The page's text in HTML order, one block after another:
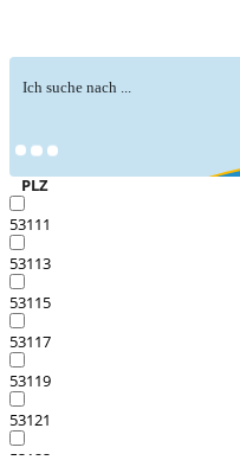
PLZ
53111
53113
53115
53117
53119
53121
53123